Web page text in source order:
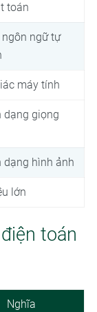
toán
ngôn ngữ tự
máy tính
dạng giọng
dạng hình ảnh
lớn
toán
Nghĩa